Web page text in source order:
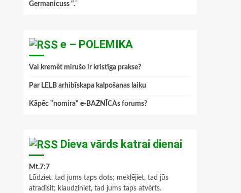
Germanicuss ".”
e – POLEMIKA
Vai kremēt mirušo ir kristīga prakse?
Par LELB arhibīskapa kalpošanas laiku
Kāpēc "nomira" e-BAZNĪCAs forums?
Dieva vārds katrai dienai
Mt.7:7
Lūdziet, tad jums taps dots; meklējiet, tad jūs
atradīsit; klaudziniet, tad jums taps atvērts.